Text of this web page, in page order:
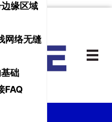
缘区域
网络无缝
础
FAQ